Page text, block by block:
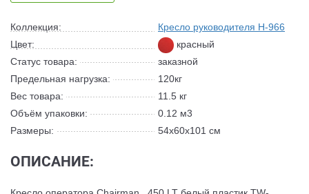
Коллекция:
Кресло руководителя H-966
Цвет:
красный
Статус товара:
заказной
Предельная нагрузка:
120кг
Вес товара:
11.5 кг
Объём упаковки:
0.12 м3
Размеры:
54x60x101 см
ОПИСАНИЕ: